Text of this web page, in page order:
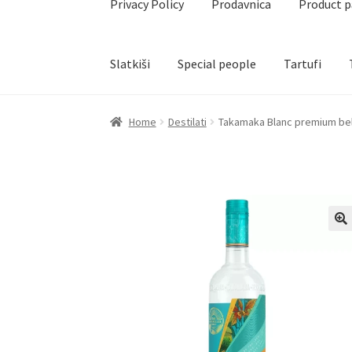
Privacy Policy Prodavnica Product
Slatkiši Special people Tartufi
Home Akcija za dan zaljubljenih Blog
NewsletterPartners
ProdavnicaProduct page
Uredjenje doma
Home Destilati Takamaka Blanc premium